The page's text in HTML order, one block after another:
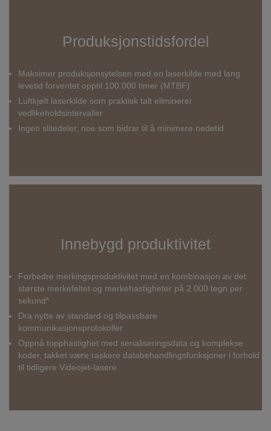
Produksjonstidsfordel
Maksimer produksjonsytelsen med en laserkilde med lang
levetid forventet opptil 100.000 timer (MTBF)
Luftkjølt laserkilde som praktisk talt eliminerer
vedlikeholdsintervaller
Ingen slitedeler, noe som bidrar til å minimere nedetid
Innebygd produktivitet
Forbedre merkingsproduktivitet med en kombinasjon av det
største merkefeltet og merkehastigheter på 2.000 tegn per
sekund*
Dra nytte av standard og tilpassbare
kommunikasjonsprotokoller
Oppnå topphastighet med serialiseringsdata og komplekse
koder, takket være raskere databehandlingsfunksjoner i forhold
til tidligere Videojet-lasere